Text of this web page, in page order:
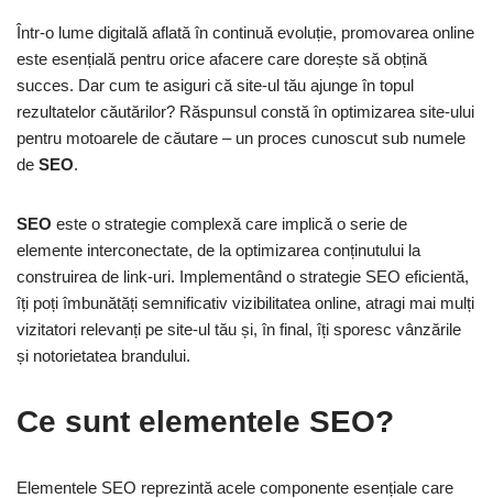
Într-o lume digitală aflată în continuă evoluție, promovarea online
este esențială pentru orice afacere care dorește să obțină
succes. Dar cum te asiguri că site-ul tău ajunge în topul
rezultatelor căutărilor? Răspunsul constă în optimizarea site-ului
pentru motoarele de căutare – un proces cunoscut sub numele
de SEO.
SEO este o strategie complexă care implică o serie de
elemente interconectate, de la optimizarea conținutului la
construirea de link-uri. Implementând o strategie SEO eficientă,
îți poți îmbunătăți semnificativ vizibilitatea online, atragi mai mulți
vizitatori relevanți pe site-ul tău și, în final, îți sporesc vânzările
și notorietatea brandului.
Ce sunt elementele SEO?
Elementele SEO reprezintă acele componente esențiale care